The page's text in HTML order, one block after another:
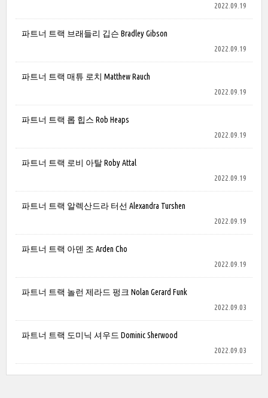
2022.09.19
파트너 트랙 브래들리 깁슨 Bradley Gibson
2022.09.19
파트너 트랙 매튜 로치 Matthew Rauch
2022.09.19
파트너 트랙 롭 힙스 Rob Heaps
2022.09.19
파트너 트랙 로비 아탈 Roby Attal
2022.09.19
파트너 트랙 알렉산드라 터선 Alexandra Turshen
2022.09.19
파트너 트랙 아덴 조 Arden Cho
2022.09.19
파트너 트랙 놀런 제라드 펑크 Nolan Gerard Funk
2022.09.03
파트너 트랙 도미닉 셔우드 Dominic Sherwood
2022.09.03